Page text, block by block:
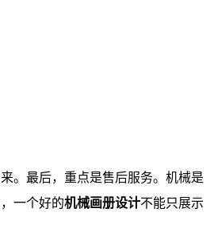
。最后，重点是售后服务。机械是
一个好的机械画册设计不能只展示